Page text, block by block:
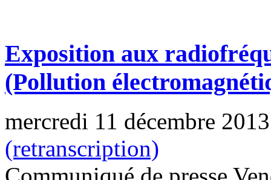
Exposition aux
(Pollution
mercredi 11 décembre 2013
(retranscription)